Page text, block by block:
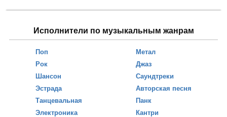
Исполнители по музыкальным жанрам
Поп
Рок
Шансон
Эстрада
Танцевальная
Электроника
Метал
Джаз
Саундтреки
Авторская песня
Панк
Кантри